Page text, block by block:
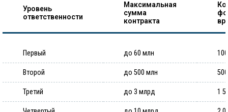
Уровень
ответственности
Максимальная
сумма
контракта
Первый до 60 млн
Второй до 500 млн
Третий до 3 млрд 1